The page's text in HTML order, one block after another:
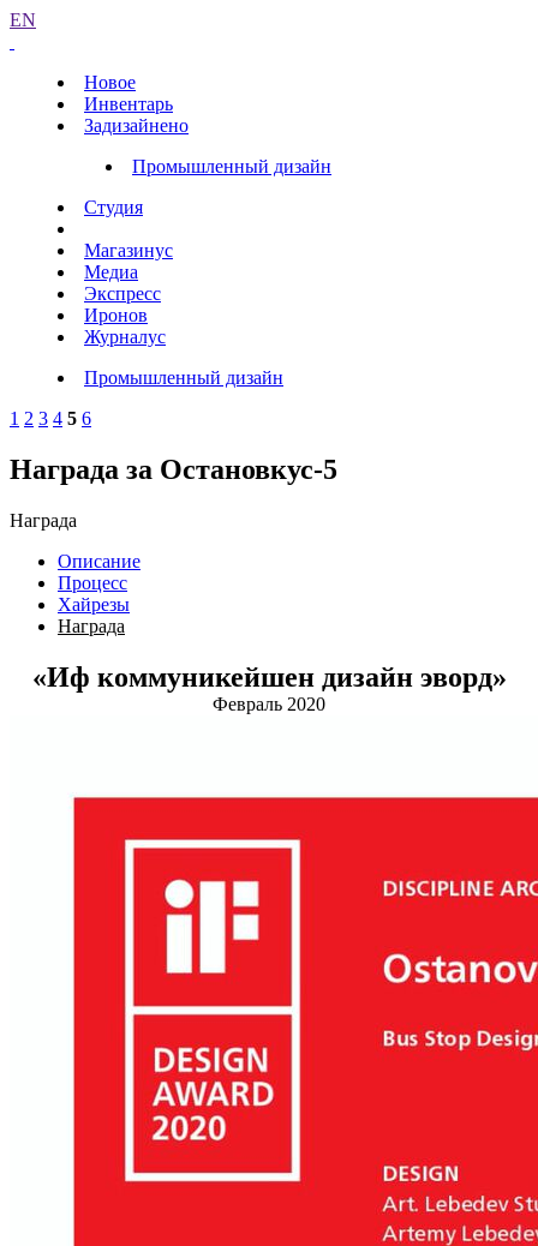
EN
Новое
Инвентарь
Задизайнено
Промышленный дизайн
Студия
Магазинус
Медиа
Экспресс
Иронов
Журналус
Промышленный дизайн
1 2 3 4 5 6
Награда за Остановкус-5
Награда
Описание
Процесс
Хайрезы
Награда
«Иф коммуникейшен дизайн эворд»
Февраль 2020